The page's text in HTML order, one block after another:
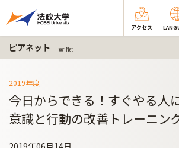
アクセス
ピアネット Peer Net
2019年度
今日からできる！すぐやる人
意識と行動の改善トレーニン